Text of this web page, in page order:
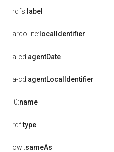
rdfs: label
arco-lite: localIdentifier
a-cd:agentDate
a-cd:agentLocalIdentifier
l0:name
rdf:type
owl:sameAs